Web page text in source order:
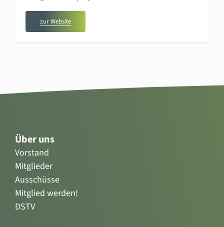
zur Website
Über uns
Vorstand
Mitglieder
Ausschüsse
Mitglied werden!
DSTV